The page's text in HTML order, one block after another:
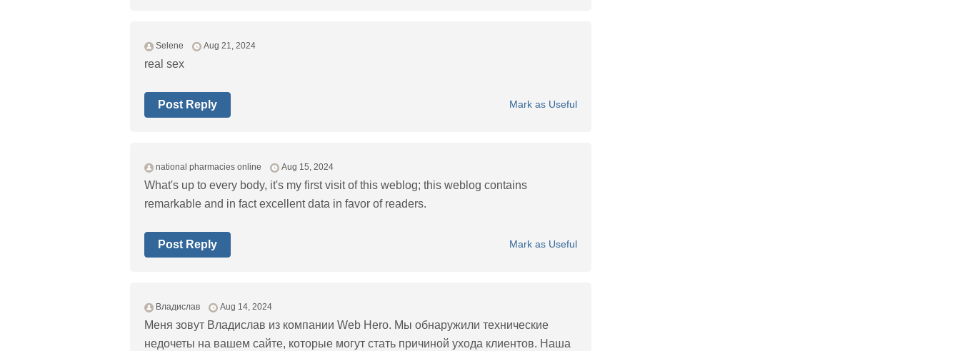
Selene Aug 21, 2024
real sex
Mark as Useful
Post Reply
national pharmacies online Aug 15, 2024
What's up to every body, it's my first visit of this weblog; this weblog contains
remarkable and in fact excellent data in favor of readers.
Mark as Useful
Post Reply
Владислав Aug 14, 2024
Меня зовут Владислав из компании Web Hero. Мы обнаружили технические
недочеты на вашем сайте, которые могут стать причиной ухода клиентов. Наша